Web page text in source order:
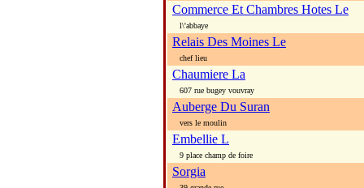
Commerce Et Chambres Hotes Le
l\'abbaye
Relais Des Moines Le
chef lieu
Chaumiere La
607 rue bugey vouvray
Auberge Du Suran
vers le moulin
Embellie L
9 place champ de foire
Sorgia